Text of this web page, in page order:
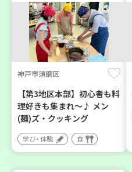
神戸市須磨区
【第3地区本部】初心者も料
理好きも集まれ～♪ メン
(麺)ズ・クッキング
学び・体験 食